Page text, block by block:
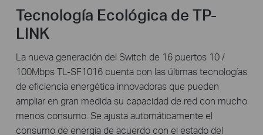
Tecnología Ecológica de TP-
LINK
La nueva generación del Switch de 16 puertos 10 /
100Mbps TL-SF1016 cuenta con las últimas tecnologías
de eficiencia energética innovadoras que pueden
ampliar en gran medida su capacidad de red con mucho
menos consumo. Se ajusta automáticamente el
consumo de energía de acuerdo con el estado del